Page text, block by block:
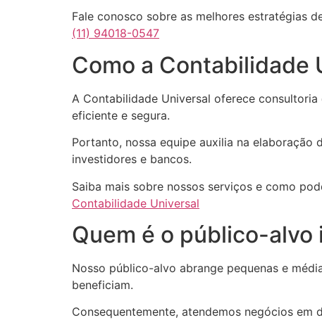
Fale conosco sobre as melhores estratégias
(11) 94018-0547
Como a Contabilidade
A Contabilidade Universal oferece
eficiente e segura.
Portanto, nossa equipe auxilia na elaboração
investidores e bancos.
Saiba mais sobre nossos serviços e como
Contabilidade Universal
Quem é o público-
Nosso público-alvo abrange pequenas e
beneficiam.
Consequentemente, atendemos negócios